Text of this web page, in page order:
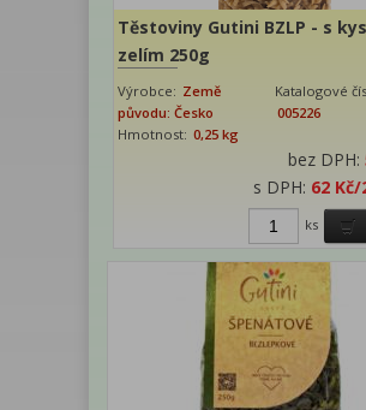
Těstoviny Gutini BZLP - s
zelím 250g
Výrobce: Země
původu: Česko
Katalogové
005226
Hmotnost: 0,25 kg
bez DPH:
s DPH: 62 Kč/
ks